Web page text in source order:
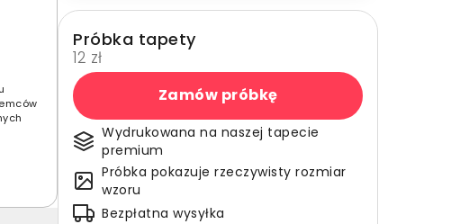
Próbka tapety
12 zł
Zamów próbkę
Wydrukowana na naszej tapecie
premium
Próbka pokazuje rzeczywisty rozmiar
wzoru
Bezpłatna wysyłka